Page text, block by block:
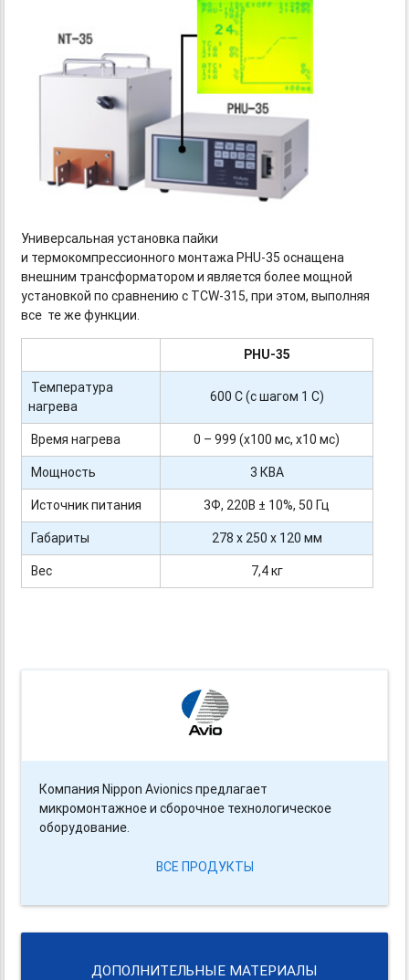
Универсальная установка пайки
и термокомпрессионного монтажаPHU-35 оснащена
внешним трансформатором и является более мощной
установкой по сравнениюс TCW-315, при этом, выполняя
все те же функции.
PHU-35
Температура
нагрева
600 С (с шагом 1 С)
Время нагрева
0 – 999 (х100 мс, х10 мс)
Мощность
3 КВА
Источник питания
3Ф, 220В ± 10%, 50 Гц
Габариты
278 х 250 х 120 мм
Вес
7,4 кг
Компания Nippon Avionics предлагает
микромонтажное и сборочное технологическое
оборудование.
ВСЕ ПРОДУКТЫ
ДОПОЛНИТЕЛЬНЫЕ МАТЕРИАЛЫ